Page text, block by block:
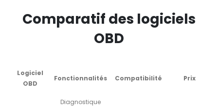
Comparatif des logiciels
OBD
Logiciel
OBD
Fonctionnalités Compatibilité Prix
Diagnostique